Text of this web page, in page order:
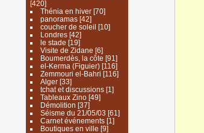
[420]
Thénia en hiver[70]
panoramas[42]
coucher de soleil [10]
Londres[42]
le stade [19]
Visite de Zidane [6]
Boumerdès, la côte [91]
el-Kerma (Figuier)[116]
Zemmouri el-Bahri [116]
Alger[33]
tchat et discussions[1]
Tableaux Zino[49]
Démolition [37]
Séisme du 21/05/03 [61]
Carnet événements[1]
Boutiques en ville [9]